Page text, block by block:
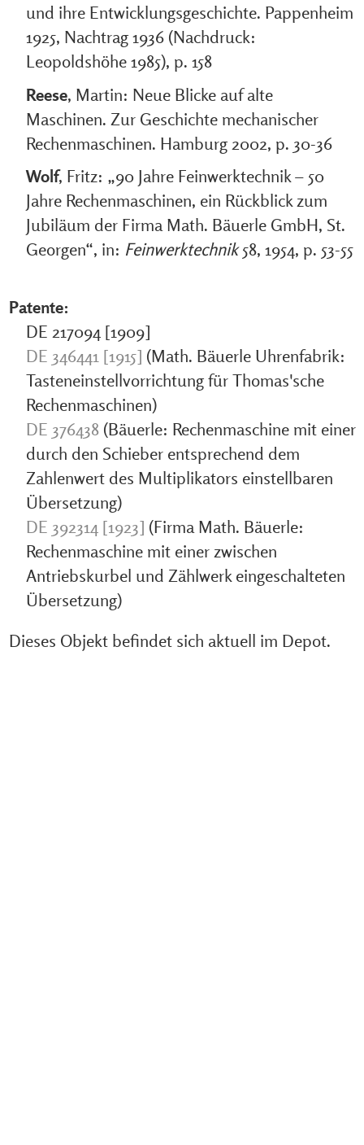
und ihre Entwicklungsgeschichte. Pappenheim
1925, Nachtrag 1936 (Nachdruck:
Leopoldshöhe 1985), p. 158
Reese, Martin: Neue Blicke auf alte
Maschinen. Zur Geschichte mechanischer
Rechenmaschinen. Hamburg 2002, p. 30-36
Wolf, Fritz: „90 Jahre Feinwerktechnik – 50
Jahre Rechenmaschinen, ein Rückblick zum
Jubiläum der Firma Math. Bäuerle GmbH, St.
Georgen“, in: Feinwerktechnik58, 1954, p. 53-55
Patente:
DE 217094 [1909]
DE 346441 [1915] (Math. Bäuerle Uhrenfabrik:
Tasteneinstellvorrichtung für Thomas'sche
Rechenmaschinen)
DE 376438(Bäuerle: Rechenmaschine mit einer
durch den Schieber entsprechend dem
Zahlenwert des Multiplikators einstellbaren
Übersetzung)
DE 392314 [1923] (Firma Math. Bäuerle:
Rechenmaschine mit einer zwischen
Antriebskurbel und Zählwerk eingeschalteten
Übersetzung)
Dieses Objekt befindet sich aktuell im Depot.